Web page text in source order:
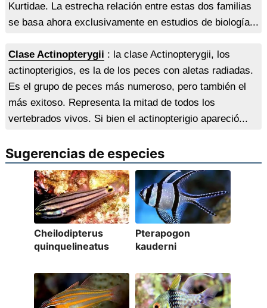
Kurtidae. La estrecha relación entre estas dos familias
se basa ahora exclusivamente en estudios de biología...
Clase Actinopterygii : la clase Actinopterygii, los
actinopterigios, es la de los peces con aletas radiadas.
Es el grupo de peces más numeroso, pero también el
más exitoso. Representa la mitad de todos los
vertebrados vivos. Si bien el actinopterigio apareció...
Sugerencias de especies
Cheilodipterus
quinquelineatus
Pterapogon
kauderni